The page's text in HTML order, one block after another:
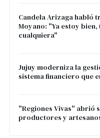
Candela Arizaga habló
Moyano: "Ya estoy
cualquiera"
Jujuy moderniza la
sistema financiero que
"Regiones Vivas" abrió
productores y